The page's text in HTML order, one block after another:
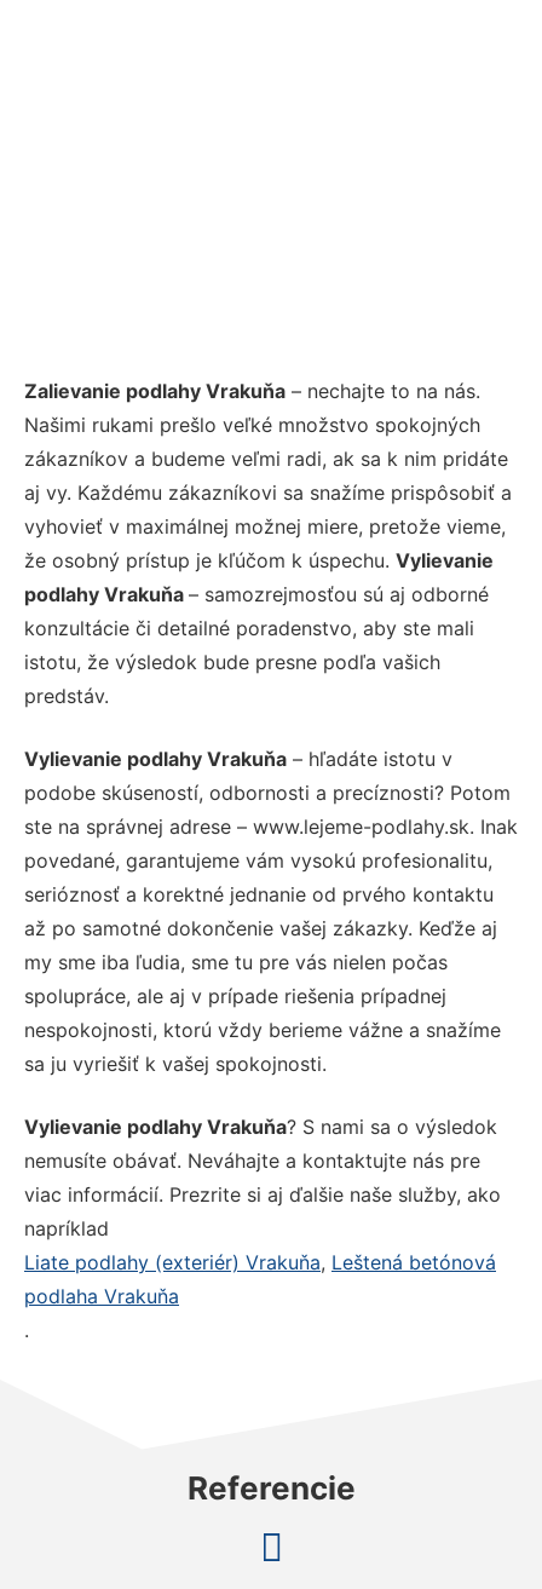
Zalievanie podlahy Vrakuňa – nechajte to na nás.
Našimi rukami prešlo veľké množstvo spokojných
zákazníkov a budeme veľmi radi, ak sa k nim pridáte
aj vy. Každému zákazníkovi sa snažíme prispôsobiť a
vyhovieť v maximálnej možnej miere, pretože vieme,
že osobný prístup je kľúčom k úspechu. Vylievanie
podlahy Vrakuňa – samozrejmosťou sú aj odborné
konzultácie či detailné poradenstvo, aby ste mali
istotu, že výsledok bude presne podľa vašich
predstáv.
Vylievanie podlahy Vrakuňa – hľadáte istotu v
podobe skúseností, odbornosti a precíznosti? Potom
ste na správnej adrese – www.lejeme-podlahy.sk. Inak
povedané, garantujeme vám vysokú profesionalitu,
serióznosť a korektné jednanie od prvého kontaktu
až po samotné dokončenie vašej zákazky. Keďže aj
my sme iba ľudia, sme tu pre vás nielen počas
spolupráce, ale aj v prípade riešenia prípadnej
nespokojnosti, ktorú vždy berieme vážne a snažíme
sa ju vyriešiť k vašej spokojnosti.
Vylievanie podlahy Vrakuňa? S nami sa o výsledok
nemusíte obávať. Neváhajte a kontaktujte nás pre
viac informácií. Prezrite si aj ďalšie naše služby, ako
napríklad
Liate podlahy (exteriér) Vrakuňa, Leštená betónová
podlaha Vrakuňa
.
Referencie